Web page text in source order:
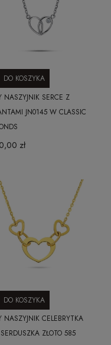
NASZYJNIK SERCE Z
JN0145 W CLASSIC
zł
DO KOSZYKA
NASZYJNIK CELEBRYTKA
ZŁOTO 585
DO KOSZYKA